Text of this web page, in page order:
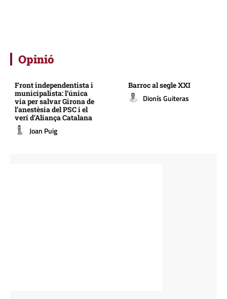
Opinió
Front independentista i
municipalista: l’única
via per salvar Girona de
l’anestèsia del PSC i el
verí d’Aliança Catalana
Joan Puig
Barroc al segle XXI
Dionís Guiteras